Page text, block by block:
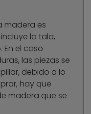
madera es
la tala,
el caso
las piezas se
debido a lo
hay que
madera que se